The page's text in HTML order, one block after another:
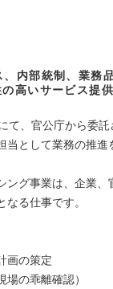
内部統制、業務
高いサービス提
て、官公庁から委
当として業務の推進
ング事業は、企業、
る仕事です。
画の策定
の乖離確認）